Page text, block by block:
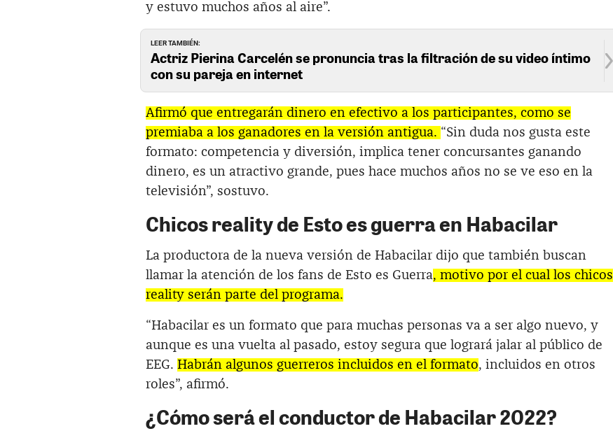
y estuvo muchos años al aire”.
LEER TAMBIÉN:
Actriz Pierina Carcelén se pronuncia tras la filtración de su video íntimo
con su pareja en internet
Afirmó que entregarán dinero en efectivo a los participantes, como se
premiaba a los ganadores en la versión antigua. “Sin duda nos gusta este
formato: competencia y diversión, implica tener concursantes ganando
dinero, es un atractivo grande, pues hace muchos años no se ve eso en la
televisión”, sostuvo.
Chicos reality de Esto es guerra en Habacilar
La productora de la nueva versión de Habacilar dijo que también buscan
llamar la atención de los fans de Esto es Guerra, motivo por el cual los chicos
reality serán parte del programa.
“Habacilar es un formato que para muchas personas va a ser algo nuevo, y
aunque es una vuelta al pasado, estoy segura que logrará jalar al público de
EEG. Habrán algunos guerreros incluidos en el formato, incluidos en otros
roles”, afirmó.
¿Cómo será el conductor de Habacilar 2022?